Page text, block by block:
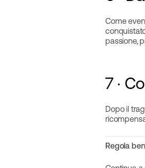
Come
passione,
7 ·
Dopo il
Regola